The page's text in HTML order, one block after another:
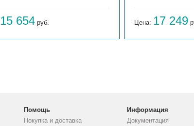
15 654 руб. Цена: 17 249
Помощь
Покупка и доставка
Информация
Документация